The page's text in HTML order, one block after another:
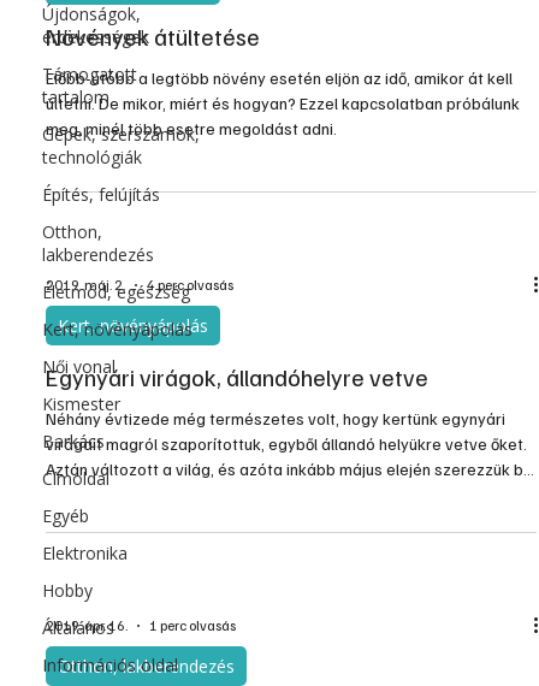
Újdonságok,
érdekességek
Támogatott
tartalom
Gépek, szerszámok,
technológiák
Építés, felújítás
Otthon,
lakberendezés
Életmód, egészség
Kert, növényápolás
Női vonal
Kismester
Barkács
Címoldal
Egyéb
Elektronika
Hobby
Általános
Információs oldal
Növények átültetése
Előbb-utóbb a legtöbb növény esetén eljön az idő, amikor át kell
ültetni. De mikor, miért és hogyan? Ezzel kapcsolatban próbálunk
meg, minél több esetre megoldást adni.
2019. máj. 2. 4 perc olvasás
Kert, növényápolás
Egynyári virágok, állandóhelyre vetve
Néhány évtizede még természetes volt, hogy kertünk egynyári
virágait magról szaporítottuk, egyből állandó helyükre vetve őket.
Aztán változott a világ, és azóta inkább május elején szerezzük be
már virágzó növények kerülnek a kertünkbe, ráadásul a legszebb
nemesítésű, akár hibrid fajtákból. Nem kell nevelgetni őket, már
2019. ápr. 16. 1 perc olvasás
Otthon, lakberendezés